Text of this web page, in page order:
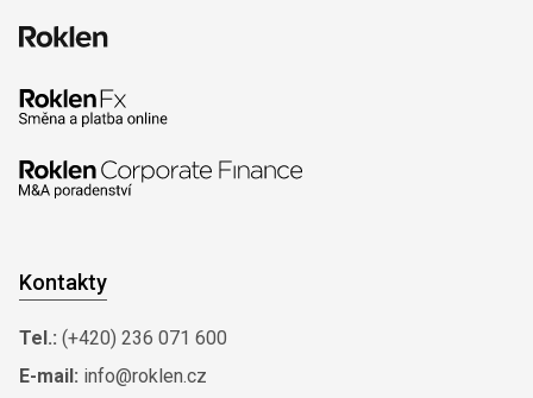
Kontakty
Tel.: (+420) 236 071 600
E-mail: info@roklen.cz